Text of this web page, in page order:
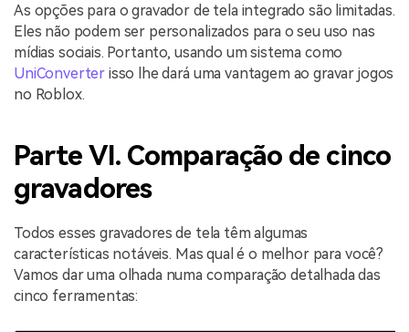
As opções para o gravador de tela integrado são limitadas.
Eles não podem ser personalizados para o seu uso nas
mídias sociais. Portanto, usando um sistema como
UniConverter isso lhe dará uma vantagem ao gravar jogos
no Roblox.
Parte VI. Comparação de cinco
gravadores
Todos esses gravadores de tela têm algumas
características notáveis. Mas qual é o melhor para você?
Vamos dar uma olhada numa comparação detalhada das
cinco ferramentas: